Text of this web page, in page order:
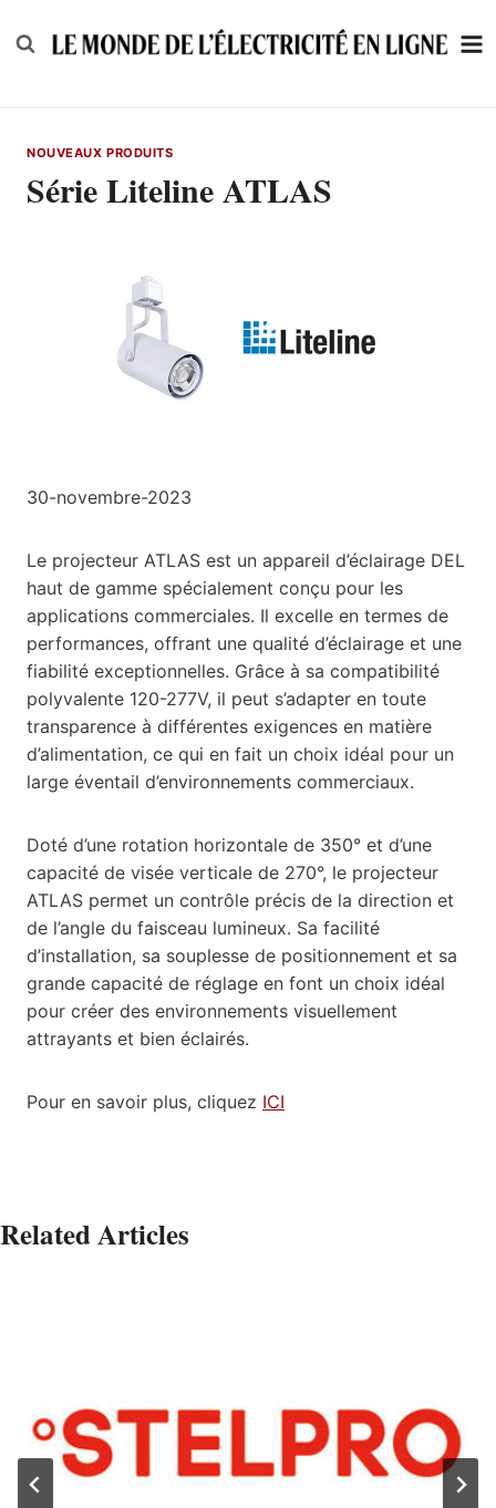
to
NOUVEAUX PRODUITS
Série Liteline ATLAS
30-novembre-2023
Le projecteur ATLAS est un appareil d’éclairage DEL
haut de gamme spécialement conçu pour les
applications commerciales. Il excelle en termes de
performances, offrant une qualité d’éclairage et une
fiabilité exceptionnelles. Grâce à sa compatibilité
polyvalente 120-277V, il peut s’adapter en toute
transparence à différentes exigences en matière
d’alimentation, ce qui en fait un choix idéal pour un
large éventail d’environnements commerciaux.
Doté d’une rotation horizontale de 350° et d’une
capacité de visée verticale de 270°, le projecteur
ATLAS permet un contrôle précis de la direction et
de l’angle du faisceau lumineux. Sa facilité
d’installation, sa souplesse de positionnement et sa
grande capacité de réglage en font un choix idéal
pour créer des environnements visuellement
attrayants et bien éclairés.
Pour en savoir plus, cliquez ICI
Related Articles